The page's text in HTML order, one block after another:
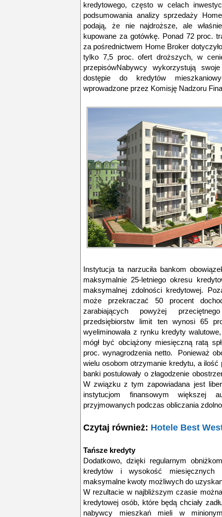
kredytowego, często w celach
podsumowania analizy sprzedaży
podają, że nie najdroższe, ale
kupowane za gotówkę. Ponad 72 proc.
za pośrednictwem Home Broker
tylko 7,5 proc. ofert droższych, w
przepisówNabywcy wykorzystują
dostępie do kredytów
wprowadzone przez Komisję Nadzoru
Instytucja ta narzuciła bankom
maksymalnie 25-letniego okresu
maksymalnej zdolności kredytowej.
może przekraczać 50 procent
zarabiających powyżej
przedsiębiorstw limit ten wynosi 65
wyeliminowała z rynku kredyty
mógł być obciążony miesięczną ratą
proc. wynagrodzenia netto. Ponieważ
wielu osobom otrzymanie kredytu, a
banki postulowały o złagodzenie
W związku z tym zapowiadana jest
instytucjom finansowym większej
przyjmowanych podczas obliczania
Czytaj również: Hotele Best
Tańsze kredyty
Dodatkowo, dzięki regularnym
kredytów i wysokość
maksymalne kwoty możliwych do
W rezultacie w najbliższym czasie
kredytowej osób, które będą chciały
nabywcy mieszkań mieli w